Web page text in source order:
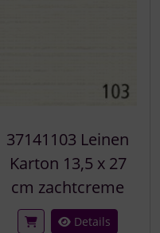
37141103 Leinen
Karton 13,5 x 27
cm zachtcreme
Details